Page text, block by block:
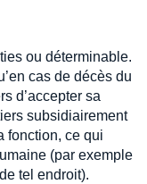
ou déterminable.
cas de décès du
d’accepter sa
subsidiairement
fonction, ce qui
(par exemple
tel endroit).